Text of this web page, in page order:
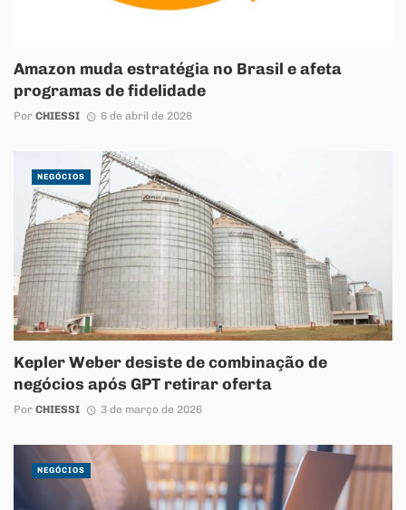
Amazon muda estratégia no Brasil e afeta
programas de fidelidade
Por CHIESSI 6 de abril de 2026
Kepler Weber desiste de combinação de
negócios após GPT retirar oferta
Por CHIESSI 3 de março de 2026
NEGÓCIOS
NEGÓCIOS